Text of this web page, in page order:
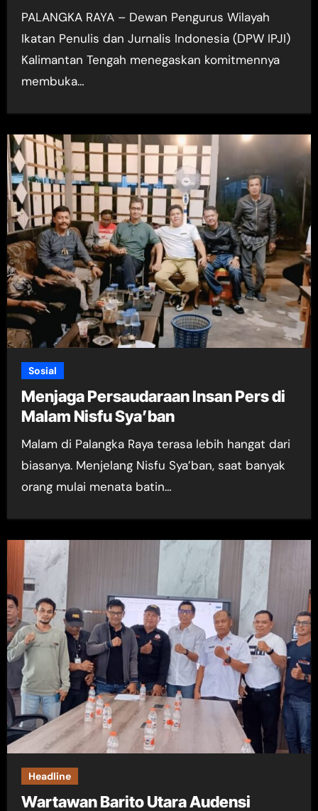
PALANGKA RAYA – Dewan Pengurus Wilayah
Ikatan Penulis dan Jurnalis Indonesia (DPW IPJI)
Kalimantan Tengah menegaskan komitmennya
membuka…
Sosial
Menjaga Persaudaraan Insan Pers di
Malam Nisfu Sya’ban
Malam di Palangka Raya terasa lebih hangat dari
biasanya. Menjelang Nisfu Sya’ban, saat banyak
orang mulai menata batin…
Headline
Wartawan Barito Utara Audensi